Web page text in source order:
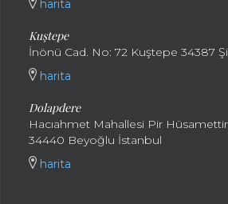
harita
Kuştepe
İnönü Cad. No: 72 Kuştepe 34387
harita
Dolapdere
Hacıahmet Mahallesi Pir
34440 Beyoğlu İstanbul
harita